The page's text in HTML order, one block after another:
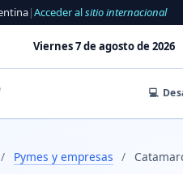
|Acceder alsitio internacional
Viernes 7 de agosto de 2026
💻
/ Pymes y empresas /